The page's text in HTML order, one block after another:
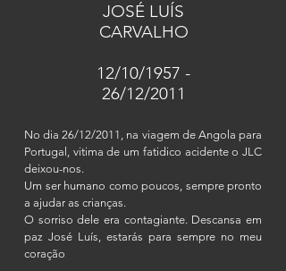
JOSÉ LUÍS
CARVALHO
12/10/1957 -
26/12/2011
No dia 26/12/2011, na viagem de Angola para
Portugal, vitima de um fatidico acidente o JLC
deixou-nos.
Um ser humano como poucos, sempre pronto
a ajudar as crianças.
O sorriso dele era contagiante. Descansa em
paz José Luís, estarás para sempre no meu
coração